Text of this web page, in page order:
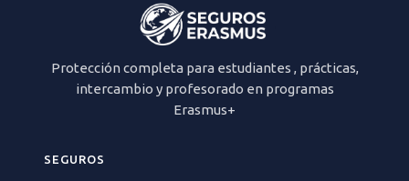
Protección completa para estudiantes , prácticas,
intercambio y profesorado en programas
Erasmus+
SEGUROS